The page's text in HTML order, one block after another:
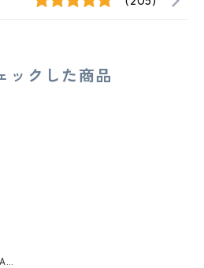
ックした商品